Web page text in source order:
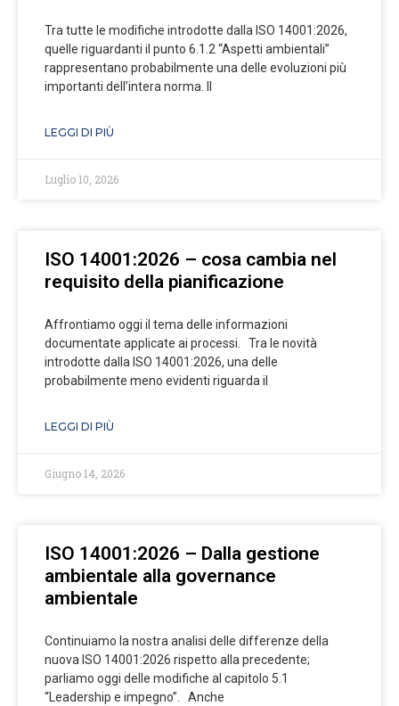
Tra tutte le modifiche introdotte dalla ISO 14001:2026,
quelle riguardanti il punto 6.1.2 “Aspetti ambientali”
rappresentano probabilmente una delle evoluzioni più
importanti dell’intera norma. Il
LEGGI DI PIÙ
Luglio 10, 2026
ISO 14001:2026 – cosa cambia nel
requisito della pianificazione
Affrontiamo oggi il tema delle informazioni
documentate applicate ai processi. Tra le novità
introdotte dalla ISO 14001:2026, una delle
probabilmente meno evidenti riguarda il
LEGGI DI PIÙ
Giugno 14, 2026
ISO 14001:2026 – Dalla gestione
ambientale alla governance
ambientale
Continuiamo la nostra analisi delle differenze della
nuova ISO 14001:2026 rispetto alla precedente;
parliamo oggi delle modifiche al capitolo 5.1
“Leadership e impegno”. Anche